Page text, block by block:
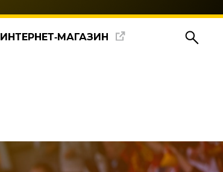
ИНТЕРНЕТ‑МАГАЗИН